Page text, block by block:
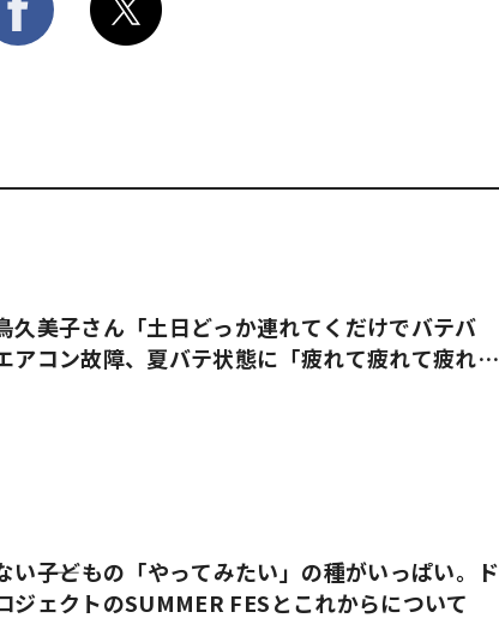
久美子さん「土日どっか連れてくだけでバテバ
アコン故障、夏バテ状態に「疲れて疲れて疲れ果
い――子どもの「やってみたい」の種がいっぱい。ド
ジェクトのSUMMER FESとこれからについて